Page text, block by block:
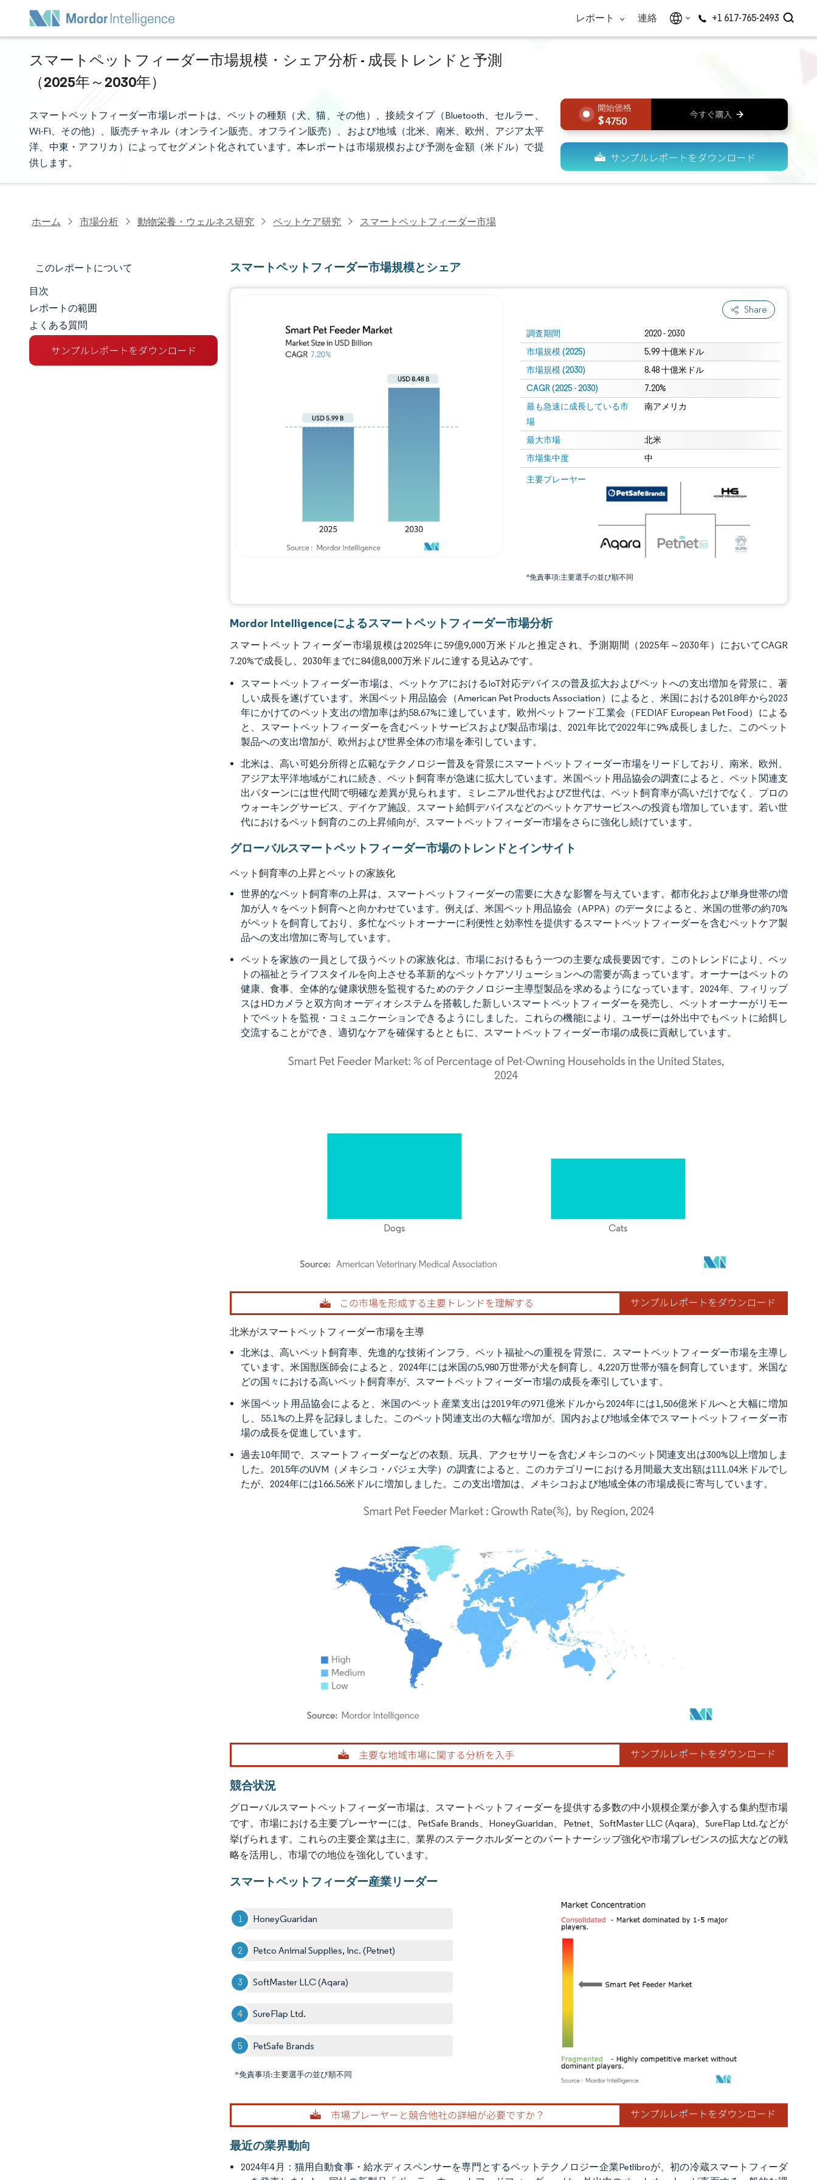
レポート 連絡 +1 617-765-2493
スマートペットフィーダー市場規模・シェア分析 - 成長トレンドと予測
（2025年～2030年）
スマートペットフィーダー市場レポートは、ペットの種類（犬、猫、その他）、接続タイプ（Bluetooth、セルラー、
Wi-Fi、その他）、販売チャネル（オンライン販売、オフライン販売）、および地域（北米、南米、欧州、アジア太平
洋、中東・アフリカ）によってセグメント化されています。本レポートは市場規模および予測を金額（米ドル）で提
供します。
4750
ホーム 市場分析 動物栄養・ウェルネス研究 ペットケア研究 スマートペットフィーダー市場
このレポートについて
マーケットスナップショット
市場概要
主な市場動向
目次
レポートの範囲
よくある質問
スマートペットフィーダー市場規模とシェア
Share
調査期間 2020 - 2030
市場規模 (2025) 5.99 十億米ドル
市場規模 (2030) 8.48 十億米ドル
CAGR (2025 - 2030) 7.20%
最も急速に成長している市
場
南アメリカ
最大市場 北米
市場集中度 中
主要プレーヤー
*免責事項:主要選手の並び順不同
Mordor Intelligenceによるスマートペットフィーダー市場分析
スマートペットフィーダー市場規模は2025年に59億9,000万米ドルと推定され、予測期間（2025年～2030年）においてCAGR
7.20%で成長し、2030年までに84億8,000万米ドルに達する見込みです。
スマートペットフィーダー市場は、ペットケアにおけるIoT対応デバイスの普及拡大およびペットへの支出増加を背景に、著
しい成長を遂げています。米国ペット用品協会（American Pet Products Association）によると、米国における2018年から2023
年にかけてのペット支出の増加率は約58.67%に達しています。欧州ペットフード工業会（FEDIAF European Pet Food）による
と、スマートペットフィーダーを含むペットサービスおよび製品市場は、2021年比で2022年に9%成長しました。このペット
製品への支出増加が、欧州および世界全体の市場を牽引しています。
北米は、高い可処分所得と広範なテクノロジー普及を背景にスマートペットフィーダー市場をリードしており、南米、欧州、
アジア太平洋地域がこれに続き、ペット飼育率が急速に拡大しています。米国ペット用品協会の調査によると、ペット関連支
出パターンには世代間で明確な差異が見られます。ミレニアル世代およびZ世代は、ペット飼育率が高いだけでなく、プロの
ウォーキングサービス、デイケア施設、スマート給餌デバイスなどのペットケアサービスへの投資も増加しています。若い世
代におけるペット飼育のこの上昇傾向が、スマートペットフィーダー市場をさらに強化し続けています。
グローバルスマートペットフィーダー市場のトレンドとインサイト
ペット飼育率の上昇とペットの家族化
世界的なペット飼育率の上昇は、スマートペットフィーダーの需要に大きな影響を与えています。都市化および単身世帯の増
加が人々をペット飼育へと向かわせています。例えば、米国ペット用品協会（APPA）のデータによると、米国の世帯の約70%
がペットを飼育しており、多忙なペットオーナーに利便性と効率性を提供するスマートペットフィーダーを含むペットケア製
品への支出増加に寄与しています。
ペットを家族の一員として扱うペットの家族化は、市場におけるもう一つの主要な成長要因です。このトレンドにより、ペッ
トの福祉とライフスタイルを向上させる革新的なペットケアソリューションへの需要が高まっています。オーナーはペットの
健康、食事、全体的な健康状態を監視するためのテクノロジー主導型製品を求めるようになっています。2024年、フィリップ
スはHDカメラと双方向オーディオシステムを搭載した新しいスマートペットフィーダーを発売し、ペットオーナーがリモー
トでペットを監視・コミュニケーションできるようにしました。これらの機能により、ユーザーは外出中でもペットに給餌し
交流することができ、適切なケアを確保するとともに、スマートペットフィーダー市場の成長に貢献しています。
画像 © Mordor Intelligence。再利用にはCC BY 4.0の表示が必要です。
北米がスマートペットフィーダー市場を主導
北米は、高いペット飼育率、先進的な技術インフラ、ペット福祉への重視を背景に、スマートペットフィーダー市場を主導し
ています。米国獣医師会によると、2024年には米国の5,980万世帯が犬を飼育し、4,220万世帯が猫を飼育しています。米国な
どの国々における高いペット飼育率が、スマートペットフィーダー市場の成長を牽引しています。
米国ペット用品協会によると、米国のペット産業支出は2019年の971億米ドルから2024年には1,506億米ドルへと大幅に増加
し、55.1%の上昇を記録しました。このペット関連支出の大幅な増加が、国内および地域全体でスマートペットフィーダー市
場の成長を促進しています。
過去10年間で、スマートフィーダーなどの衣類、玩具、アクセサリーを含むメキシコのペット関連支出は300%以上増加しま
した。2015年のUVM（メキシコ・バジェ大学）の調査によると、このカテゴリーにおける月間最大支出額は111.04米ドルでし
たが、2024年には166.56米ドルに増加しました。この支出増加は、メキシコおよび地域全体の市場成長に寄与しています。
画像 © Mordor Intelligence。再利用にはCC BY 4.0の表示が必要です。
競合状況
グローバルスマートペットフィーダー市場は、スマートペットフィーダーを提供する多数の中小規模企業が参入する集約型市場
です。市場における主要プレーヤーには、PetSafe Brands、HoneyGuaridan、Petnet、SoftMaster LLC (Aqara)、SureFlap Ltd.などが
挙げられます。これらの主要企業は主に、業界のステークホルダーとのパートナーシップ強化や市場プレゼンスの拡大などの戦
略を活用し、市場での地位を強化しています。
スマートペットフィーダー産業リーダー
HoneyGuaridan
Petco Animal Supplies, Inc. (Petnet)
SoftMaster LLC (Aqara)
SureFlap Ltd.
PetSafe Brands
*免責事項:主要選手の並び順不同
画像 © Mordor Intelligence。再利用にはCC BY 4.0の表示が必要です。
最近の業界動向
2024年4月：猫用自動食事・給水ディスペンサーを専門とするペットテクノロジー企業Petlibroが、初の冷蔵スマートフィーダ